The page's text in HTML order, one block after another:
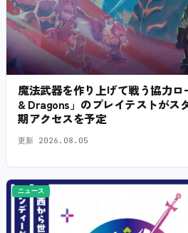
魔法武器を作り上げて戦う協力ロ
& Dragons」のプレイテストがス
期アクセスを予定
更新 2026.08.05
ニュース